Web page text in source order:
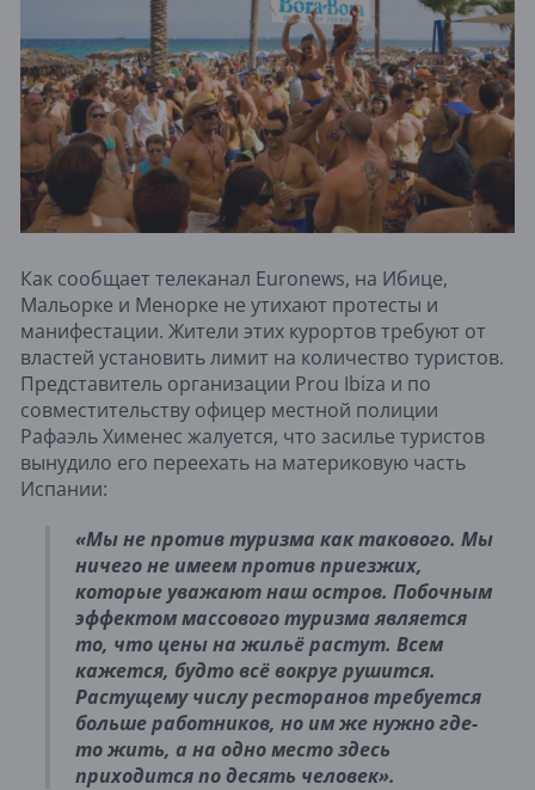
Как сообщает телеканал Euronews, на Ибице,
Мальорке и Менорке не утихают протесты и
манифестации. Жители этих курортов требуют от
властей установить лимит на количество туристов.
Представитель организации Prou Ibiza и по
совместительству офицер местной полиции
Рафаэль Хименес жалуется, что засилье туристов
вынудило его переехать на материковую часть
Испании:
«Мы не против туризма как такового. Мы
ничего не имеем против приезжих,
которые уважают наш остров. Побочным
эффектом массового туризма является
то, что цены на жильё растут. Всем
кажется, будто всё вокруг рушится.
Растущему числу ресторанов требуется
больше работников, но им же нужно где-
то жить, а на одно место здесь
приходится по десять человек».